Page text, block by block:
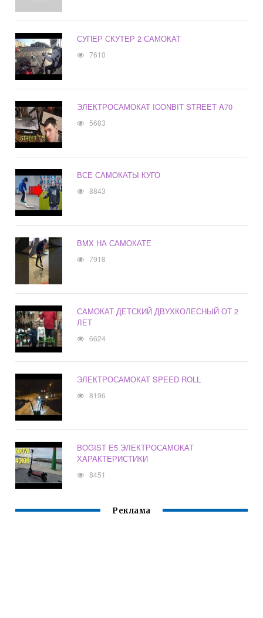
СУПЕР СКУТЕР 2 САМОКАТ
7610
ЭЛЕКТРОСАМОКАТ ICONBIT STREET A70
5683
ВСЕ САМОКАТЫ КУГО
8843
BMX НА САМОКАТЕ
7918
САМОКАТ ДЕТСКИЙ ДВУХКОЛЕСНЫЙ ОТ 2
ЛЕТ
6624
ЭЛЕКТРОСАМОКАТ SPEED ROLL
8196
BOGIST E5 ЭЛЕКТРОСАМОКАТ
ХАРАКТЕРИСТИКИ
8451
Реклама